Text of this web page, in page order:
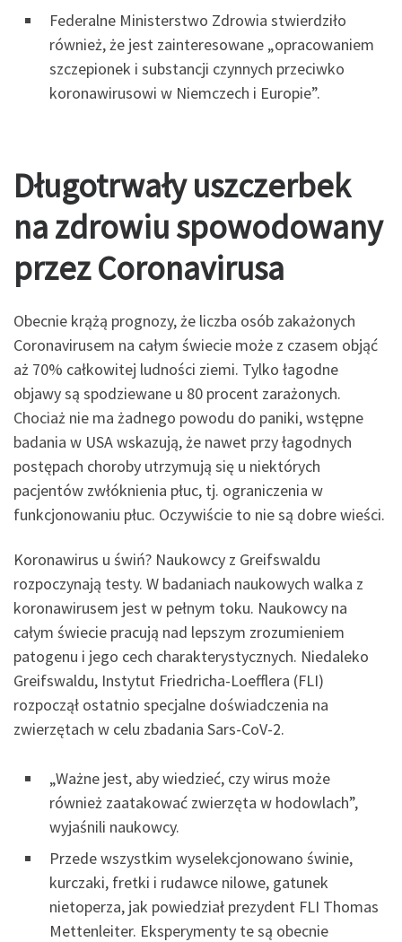
Federalne Ministerstwo Zdrowia stwierdziło
również, że jest zainteresowane „opracowaniem
szczepionek i substancji czynnych przeciwko
koronawirusowi w Niemczech i Europie”.
Długotrwały uszczerbek
na zdrowiu spowodowany
przez Coronavirusa
Obecnie krążą prognozy, że liczba osób zakażonych
Coronavirusem na całym świecie może z czasem objąć
aż 70% całkowitej ludności ziemi. Tylko łagodne
objawy są spodziewane u 80 procent zarażonych.
Chociaż nie ma żadnego powodu do paniki, wstępne
badania w USA wskazują, że nawet przy łagodnych
postępach choroby utrzymują się u niektórych
pacjentów zwłóknienia płuc, tj. ograniczenia w
funkcjonowaniu płuc. Oczywiście to nie są dobre wieści.
Koronawirus u świń? Naukowcy z Greifswaldu
rozpoczynają testy. W badaniach naukowych walka z
koronawirusem jest w pełnym toku. Naukowcy na
całym świecie pracują nad lepszym zrozumieniem
patogenu i jego cech charakterystycznych. Niedaleko
Greifswaldu, Instytut Friedricha-Loefflera (FLI)
rozpoczął ostatnio specjalne doświadczenia na
zwierzętach w celu zbadania Sars-CoV-2.
„Ważne jest, aby wiedzieć, czy wirus może
również zaatakować zwierzęta w hodowlach”,
wyjaśnili naukowcy.
Przede wszystkim wyselekcjonowano świnie,
kurczaki, fretki i rudawce nilowe, gatunek
nietoperza, jak powiedział prezydent FLI Thomas
Mettenleiter. Eksperymenty te są obecnie